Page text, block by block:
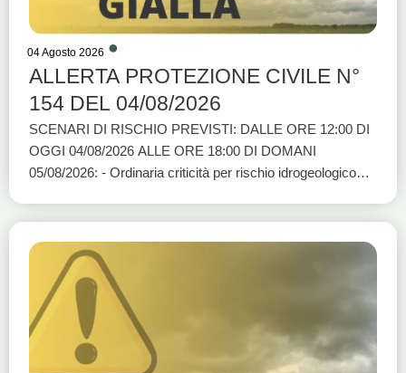
04 Agosto 2026
ALLERTA PROTEZIONE CIVILE N°
154 DEL 04/08/2026
SCENARI DI RISCHIO PREVISTI: DALLE ORE 12:00 DI
OGGI 04/08/2026 ALLE ORE 18:00 DI DOMANI
05/08/2026: - Ordinaria criticità per rischio idrogeologico